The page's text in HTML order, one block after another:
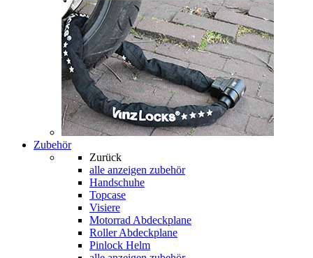
Zubehör
Zurück
alle anzeigen zubehör
Handschuhe
Topcase
Visiere
Motorrad Abdeckplane
Roller Abdeckplane
Pinlock Helm